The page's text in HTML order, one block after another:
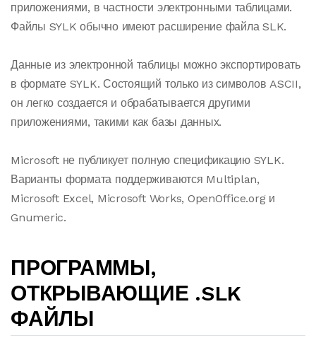
приложениями, в частности электронными таблицами.
Файлы SYLK обычно имеют расширение файла SLK.
Данные из электронной таблицы можно экспортировать
в формате SYLK. Состоящий только из символов ASCII,
он легко создается и обрабатывается другими
приложениями, такими как базы данных.
Microsoft не публикует полную спецификацию SYLK.
Варианты формата поддерживаются Multiplan,
Microsoft Excel, Microsoft Works, OpenOffice.org и
Gnumeric.
ПРОГРАММЫ,
ОТКРЫВАЮЩИЕ .SLK
ФАЙЛЫ